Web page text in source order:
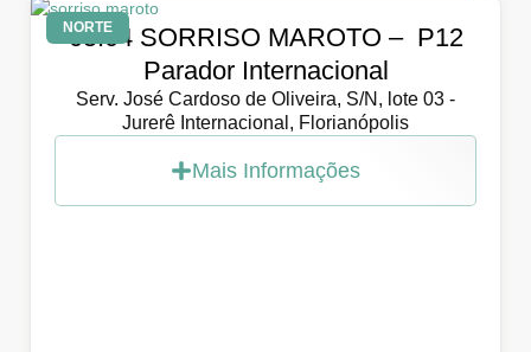
NORTE
05.04 SORRISO MAROTO – P12
Parador Internacional
Serv. José Cardoso de Oliveira, S/N, lote 03 -
Jurerê Internacional, Florianópolis
Mais Informações